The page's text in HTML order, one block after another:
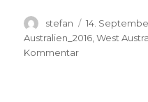
Autor
stefan
Veröffentlicht
am
14.
Australien_2016 ,West
Kommentarzu